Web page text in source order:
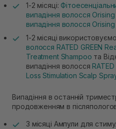
1-2 місяці:
випадіння волосся
випадіння волосся
1-2 місяці
волосся RATED GREEN
Treatment Shampoo та
випадіння волосся
Loss Stimulation Scalp
Випадіння в останній
продовженням в
3 місяці Ампули для